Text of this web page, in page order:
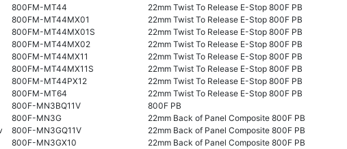
800FM-MT44
22mm Twist To Release E-Stop 800F PB
800FM-MT44MX01
22mm Twist To Release E-Stop 800F PB
800FM-MT44MX01S
22mm Twist To Release E-Stop 800F PB
800FM-MT44MX02
22mm Twist To Release E-Stop 800F PB
800FM-MT44MX11
22mm Twist To Release E-Stop 800F PB
800FM-MT44MX11S
22mm Twist To Release E-Stop 800F PB
800FM-MT44PX12
22mm Twist To Release E-Stop 800F PB
800FM-MT64
22mm Twist To Release E-Stop 800F PB
800F-MN3BQ11V
800F PB
800F-MN3G
22mm Back of Panel Composite 800F PB
800F-MN3GQ11V
22mm Back of Panel Composite 800F PB
800F-MN3GX10
22mm Back of Panel Composite 800F PB